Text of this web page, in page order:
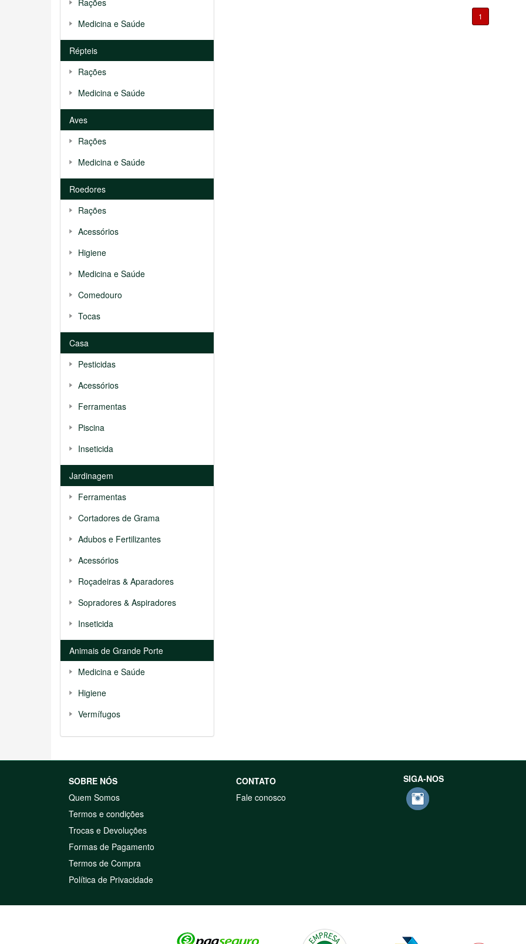
Rações
Medicina e Saúde
Répteis
Rações
Medicina e Saúde
Aves
Rações
Medicina e Saúde
Roedores
Rações
Acessórios
Higiene
Medicina e Saúde
Comedouro
Tocas
Casa
Pesticidas
Acessórios
Ferramentas
Piscina
Inseticida
Jardinagem
Ferramentas
Cortadores de Grama
Adubos e Fertilizantes
Acessórios
Roçadeiras & Aparadores
Sopradores & Aspiradores
Inseticida
Animais de Grande Porte
Medicina e Saúde
Higiene
Vermífugos
1
SOBRE NÓS
Quem Somos
Termos e condições
Trocas e Devoluções
Formas de Pagamento
Termos de Compra
Política de Privacidade
CONTATO
Fale conosco
SIGA-NOS